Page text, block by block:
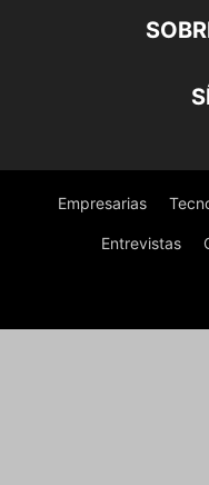
Empresarias
Entrevistas